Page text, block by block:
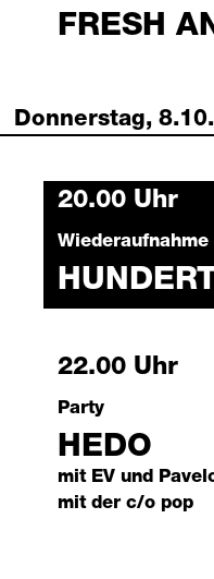
FRESH
Donnerstag,
Thursday, 8
20.00 Uhr
Wiederaufnahme
Thursday, 8
22.00 Uhr
Party
HEDO
mit EV und
mit der c/o pop